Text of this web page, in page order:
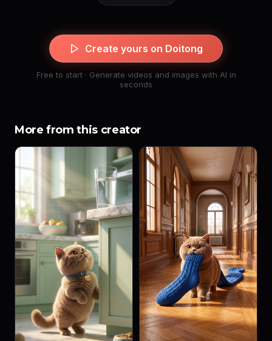
Create yours on Doitong
Free to start · Generate videos and images with AI in
seconds
More from this creator